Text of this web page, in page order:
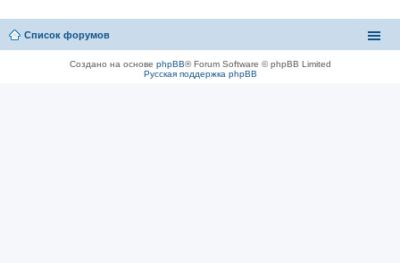
Список форумов
Создано на основе phpBB® Forum Software © phpBB Limited
Русская поддержка phpBB